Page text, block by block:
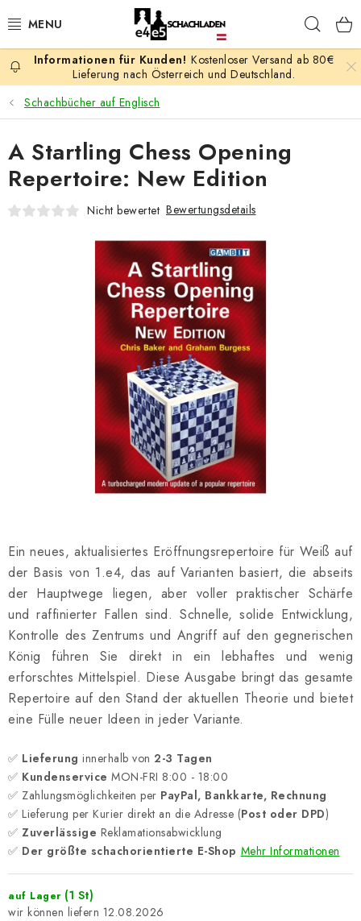
Inhalt
AKTION
SCHACHSPIELE
SCHACHFIGUREN
SCHACHBRETTER
SCHACHUHREN
SCHACHBÜCHER
SCHACH-ANTIQUITÄTENLADEN
SCHACH ONLINE
SCHACH-MERCH
SCHACH GESCHENKE
GESCHÄFTSBEDINGUNGEN
Kontakt FAQ Über uns
Schachblog
Geschäftsbedingungen
Kostenloser Versand ab 80€
Lieferung nach Österreich und Deutschland.
Schachbücher auf Englisch
Ein neues, aktualisiertes Eröffnungsrepertoire für Weiß auf
der Basis von 1.e4, das auf Varianten basiert, die abseits
der Hauptwege liegen, aber voller praktischer Schärfe
und raffinierter Fallen sind. Schnelle, solide Entwicklung,
Kontrolle des Zentrums und Angriff auf den gegnerischen
König führen Sie direkt in ein lebhaftes und wenig
erforschtes Mittelspiel. Diese Ausgabe bringt das gesamte
Repertoire auf den Stand der aktuellen Theorie und bietet
eine Fülle neuer Ideen in jeder Variante.
✅ Lieferung innerhalb von 2-3 Tagen
✅ Kundenservice MON-FRI 8:00 - 18:00
✅ Zahlungsmöglichkeiten per PayPal, Bankkarte, Rechnung
✅ Lieferung per Kurier direkt an die Adresse (Post oder DPD)
✅ Zuverlässige Reklamationsabwicklung
✅ Der größte schachorientierte E-Shop Mehr Informationen
auf Lager (1 St)
12.08.2026
A Startling Chess Opening
Repertoire: New Edition
Nicht bewertet Bewertungsdetails